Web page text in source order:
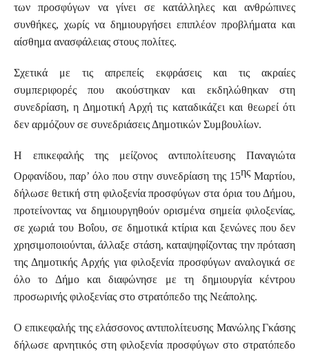
των προσφύγων να γίνει σε κατάλληλες και ανθρώπινες
συνθήκες, χωρίς να δημιουργήσει επιπλέον προβλήματα και
αίσθημα ανασφάλειας στους πολίτες.
Σχετικά με τις απρεπείς εκφράσεις και τις ακραίες
συμπεριφορές που ακούστηκαν και εκδηλώθηκαν στη
συνεδρίαση, η Δημοτική Αρχή τις καταδικάζει και θεωρεί ότι
δεν αρμόζουν σε συνεδριάσεις Δημοτικών Συμβουλίων.
Η επικεφαλής της μείζονος αντιπολίτευσης Παναγιώτα
Ορφανίδου, παρ’ όλο που στην συνεδρίαση της 15ηςΜαρτίου,
δήλωσε θετική στη φιλοξενία προσφύγων στα όρια του Δήμου,
προτείνοντας να δημιουργηθούν ορισμένα σημεία φιλοξενίας,
σε χωριά του Βοΐου, σε δημοτικά κτίρια και ξενώνες που δεν
χρησιμοποιούνται, άλλαξε στάση, καταψηφίζοντας την πρόταση
της Δημοτικής Αρχής για φιλοξενία προσφύγων αναλογικά σε
όλο το Δήμο και διαφώνησε με τη δημιουργία κέντρου
προσωρινής φιλοξενίας στο στρατόπεδο της Νεάπολης.
Ο επικεφαλής της ελάσσονος αντιπολίτευσης Μανώλης Γκάσης
δήλωσε αρνητικός στη φιλοξενία προσφύγων στο στρατόπεδο